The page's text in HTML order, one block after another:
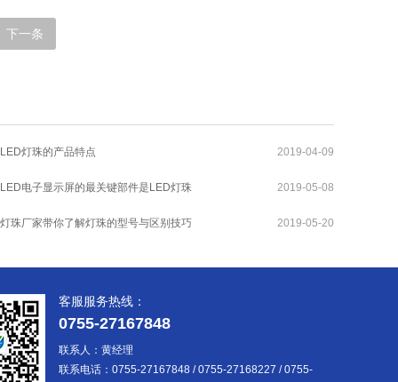
下一条
2019-04-09
灯珠的产品特点
2019-05-08
电子显示屏的最关键部件是LED灯珠
2019-05-20
珠厂家带你了解灯珠的型号与区别技巧
客服服务热线：
0755-27167848
联系人：黄经理
联系电话：0755-27167848 / 0755-27168227 / 0755-